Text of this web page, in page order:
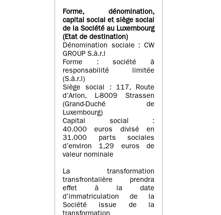
Forme, dénomination,
capital social et siège social
de la Société au Luxembourg
(Etat de destination)
Dénomination sociale : CW
GROUP S.à.r.l
Forme : société à
responsabilité limitée
(S.à.r.l)
Siège social : 117, Route
d’Arlon, L-8009 Strassen
(Grand-Duché de
Luxembourg)
Capital social :
40.000 euros divisé en
31.000 parts sociales
d’environ 1,29 euros de
valeur nominale
La transformation
transfrontalière prendra
effet à la date
d’immatriculation de la
Société issue de la